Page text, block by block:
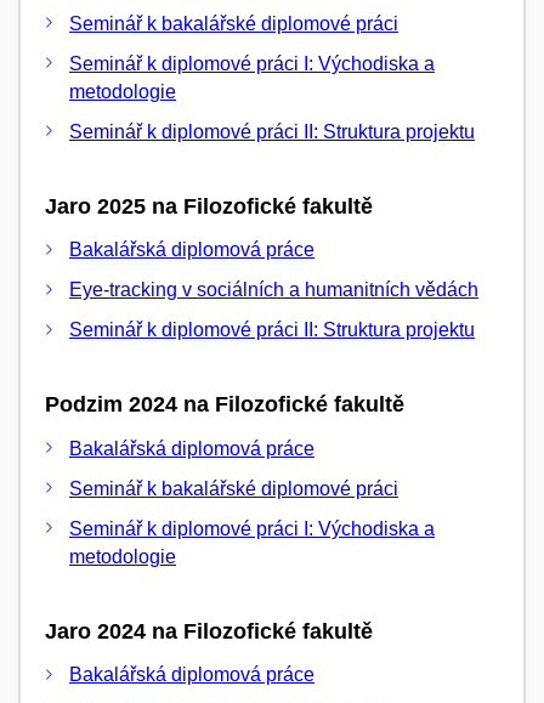
Seminář k bakalářské diplomové práci
Seminář k diplomové práci I: Východiska a
metodologie
Seminář k diplomové práci II: Struktura projektu
Jaro 2025 na Filozofické fakultě
Bakalářská diplomová práce
Eye-tracking v sociálních a humanitních vědách
Seminář k diplomové práci II: Struktura projektu
Podzim 2024 na Filozofické fakultě
Bakalářská diplomová práce
Seminář k bakalářské diplomové práci
Seminář k diplomové práci I: Východiska a
metodologie
Jaro 2024 na Filozofické fakultě
Bakalářská diplomová práce